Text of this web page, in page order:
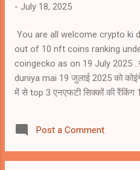
- July 18, 2025
You are all welcome crypto ki
out of 10 nft coins ranking
coingecko as on 19 July 2025
duniya mai 19 जुलाई 2025 को
में से top 3 एनएफटी सिक्कों की
(FET) #rank66 3) Floki (FLOKI)
#rank105 5) Ethereum Name
Gala (GALA) #rank124 7) The
Post a Comment